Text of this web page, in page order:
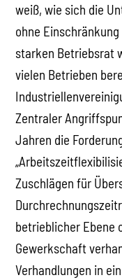
weiß, wie sich die
ohne
starken Betriebsrat
vielen Betrieben
Zentraler
Jahren die
Zuschlägen für
betrieblicher Ebene
Gewerkschaft
Verhandlungen in